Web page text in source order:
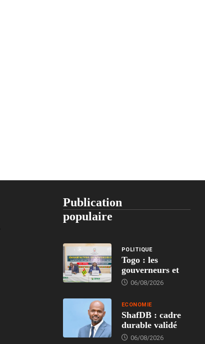
Publication
populaire
POLITIQUE
Togo : les
gouverneurs et
06/08/2026
ECONOMIE
ShafDB : cadre
durable validé
06/08/2026